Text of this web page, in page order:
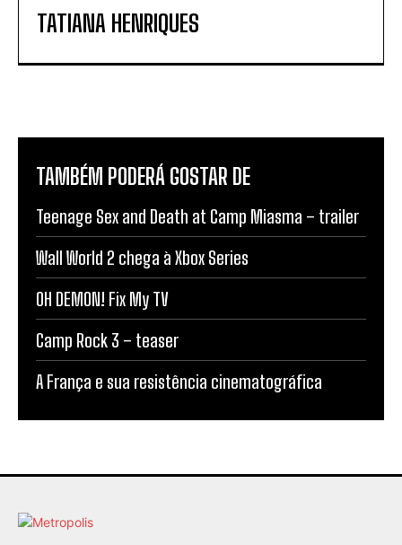
TATIANA HENRIQUES
TAMBÉM PODERÁ GOSTAR DE
Teenage Sex and Death at Camp Miasma – trailer
Wall World 2 chega à Xbox Series
OH DEMON! Fix My TV
Camp Rock 3 – teaser
A França e sua resistência cinematográfica